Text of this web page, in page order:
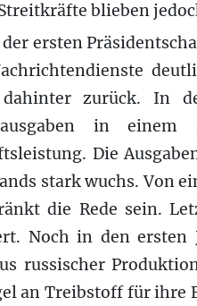
blieben
ersten
zurück. In
in
Die
stark wuchs. Von
die Rede sein.
Noch in den ersten
russischer
an Treibstoff für ihre